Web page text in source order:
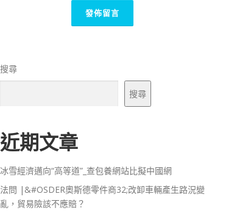
搜尋
搜尋
近期文章
冰雪經濟邁向“高等道”_查包養網站比擬中國網
法問 |&#OSDER奧斯德零件商32;改卸車輛產生路況變
亂，貿易險該不應賠？